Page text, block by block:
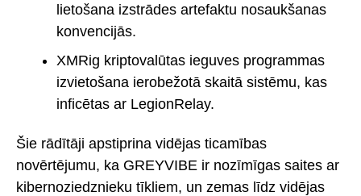
lietošana izstrādes artefaktu nosaukšanas
konvencijās.
XMRig kriptovalūtas ieguves programmas
izvietošana ierobežotā skaitā sistēmu, kas
inficētas ar LegionRelay.
Šie rādītāji apstiprina vidējas ticamības
novērtējumu, ka GREYVIBE ir nozīmīgas saites ar
kibernoziedznieku tīkliem, un zemas līdz vidējas